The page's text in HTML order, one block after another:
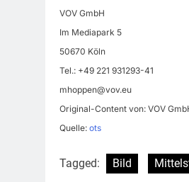
VOV GmbH
Im Mediapark 5
50670 Köln
Tel.: +49 221 931293-41
mhoppen@vov.eu
Original-Content von: VOV
Quelle: ots
Tagged: Bild